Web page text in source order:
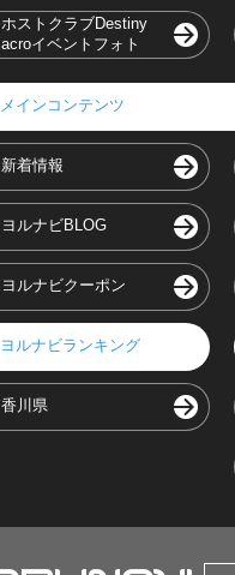
ホストクラブDestiny
acroイベントフォト
メインコンテンツ
新着情報
ヨルナビBLOG
ヨルナビクーポン
ヨルナビランキング
香川県